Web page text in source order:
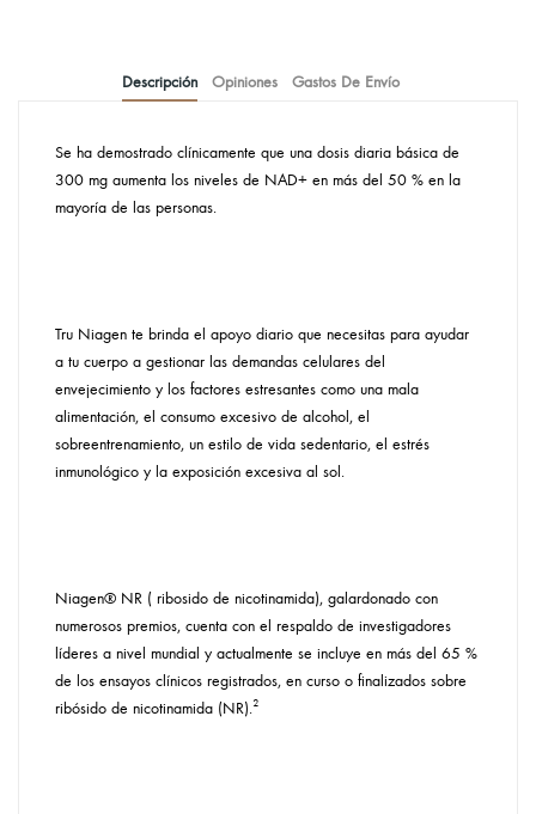
Descripción Opiniones Gastos De Envío
Se ha demostrado clínicamente que una dosis diaria básica de
300 mg aumenta los niveles de NAD+ en más del 50 % en la
mayoría de las personas.
Tru Niagen te brinda el apoyo diario que necesitas para ayudar
a tu cuerpo a gestionar las demandas celulares del
envejecimiento y los factores estresantes como una mala
alimentación, el consumo excesivo de alcohol, el
sobreentrenamiento, un estilo de vida sedentario, el estrés
inmunológico y la exposición excesiva al sol.
Niagen® NR ( ribosido de nicotinamida), galardonado con
numerosos premios, cuenta con el respaldo de investigadores
líderes a nivel mundial y actualmente se incluye en más del 65 %
de los ensayos clínicos registrados, en curso o finalizados sobre
ribósido de nicotinamida (NR).²